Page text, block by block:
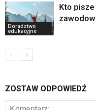
Doradztwo
edukacyjne
Kto
ZOSTAW ODPOWIEDŹ